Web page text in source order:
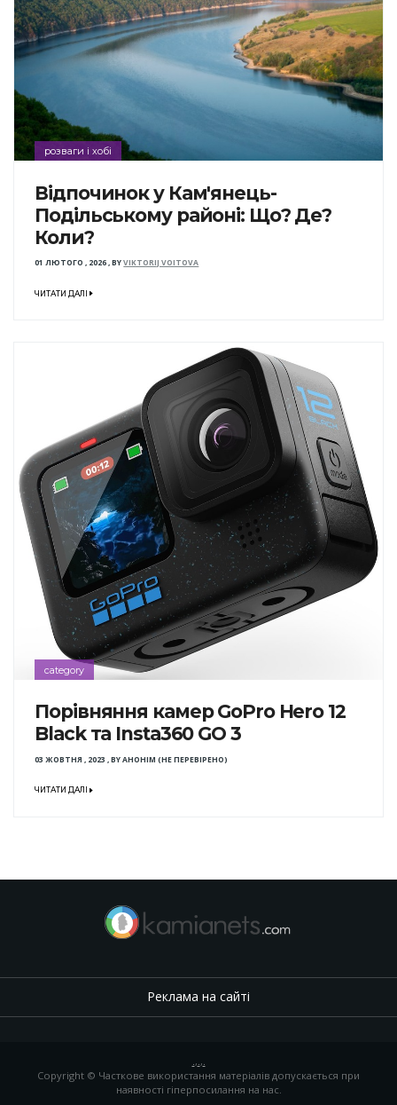
розваги і хобі
Відпочинок у Кам'янець-
Подільському районі: Що? Де?
Коли?
01 ЛЮТОГО , 2026,BYVIKTORIJ VOITOVA
ЧИТАТИ ДАЛІ
category
Порівняння камер GoPro Hero 12
Black та Insta360 GO 3
03 ЖОВТНЯ , 2023 ,BYАНОНІМ (НЕ ПЕРЕВІРЕНО)
ЧИТАТИ ДАЛІ
Реклама на сайті
.,.,.
Copyright © Часткове використання матеріалів допускається при
наявності гіперпосилання на нас.